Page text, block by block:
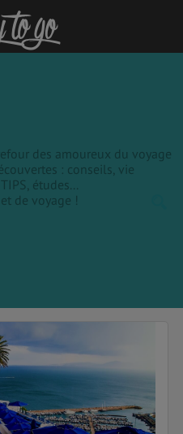
des amoureux du voyage
: conseils, vie
études...
de voyage !